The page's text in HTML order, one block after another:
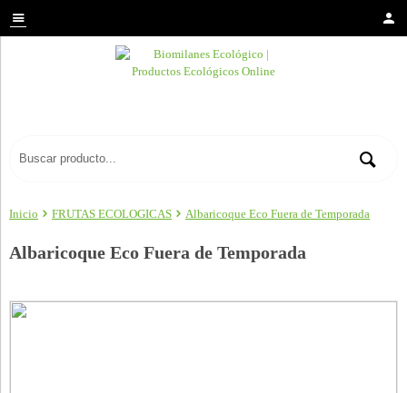
Inicio FRUTAS ECOLOGICAS Albaricoque Eco Fuera de Temporada
Albaricoque Eco Fuera de Temporada